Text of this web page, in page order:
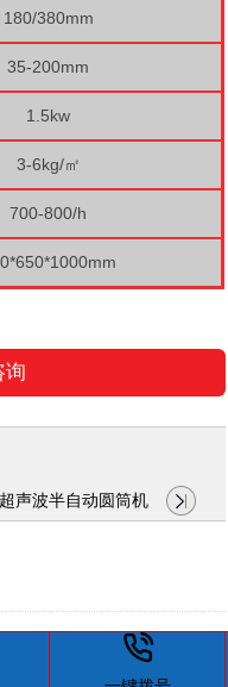
180/380mm
35-200mm
1.5kw
3-6kg/㎡
700-800/h
询
超声波半自动圆筒机
